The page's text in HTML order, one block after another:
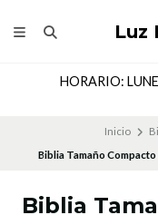
Luz
HORARIO:
Inicio
Biblia Tamaño
Biblia